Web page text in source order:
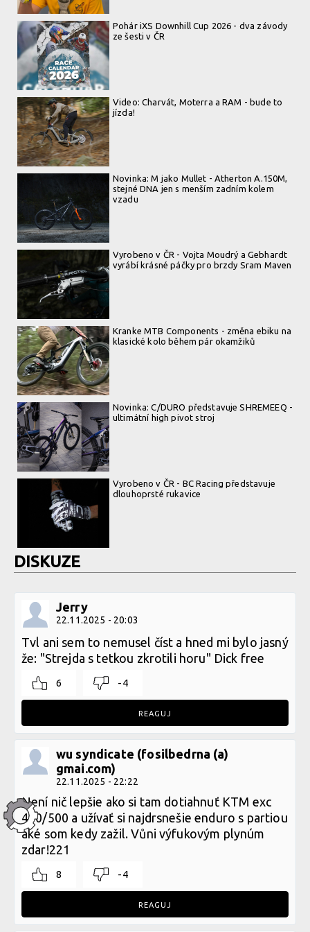
Legends of Gugu - Heli-eBike Camp v Rumunsku je velkolepý
zážitek
Legends of Gugu - Heli-eBike Camp v Rumunsku je velkolepý
zážitek
Pohár iXS Downhill Cup 2026 - dva závody
ze šesti v ČR
Video: Charvát, Moterra a RAM - bude to
jízda!
Novinka: M jako Mullet - Atherton A.150M,
stejné DNA jen s menším zadním kolem
vzadu
Vyrobeno v ČR - Vojta Moudrý a Gebhardt
vyrábí krásné páčky pro brzdy Sram Maven
Kranke MTB Components - změna ebiku na
klasické kolo během pár okamžiků
Novinka: C/DURO představuje SHREMEEQ -
ultimátní high pivot stroj
Vyrobeno v ČR - BC Racing představuje
dlouhoprsté rukavice
DISKUZE
Jerry
22.11.2025 - 20:03
Tvl ani sem to nemusel číst a hned mi bylo jasný
že: "Strejda s tetkou zkrotili horu" Dick free
6 -4
REAGUJ
wu syndicate (fosilbedrna (a)
gmai.com)
22.11.2025 - 22:22
Není nič lepšie ako si tam dotiahnuť KTM exc
450/500 a užívať si najdrsnešie enduro s partiou
aké som kedy zažil. Vůni výfukovým plynúm
zdar!221
8 -4
REAGUJ